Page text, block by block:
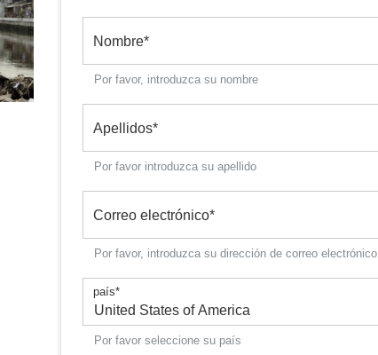
Nombre*
Por favor, introduzca su nombre
Apellidos*
Por favor introduzca su apellido
Correo electrónico*
Por favor, introduzca su dirección de correo electrónico
país*
Por favor seleccione su país